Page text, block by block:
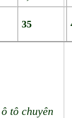
35
tô chuyên